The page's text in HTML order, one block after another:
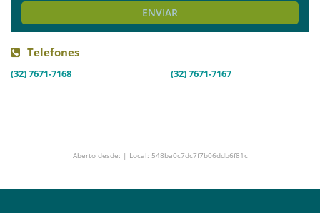
ENVIAR
Telefones
(32) 7671-7168 (32) 7671-7167
Aberto desde: | Local: 548ba0c7dc7f7b06ddb6f81c